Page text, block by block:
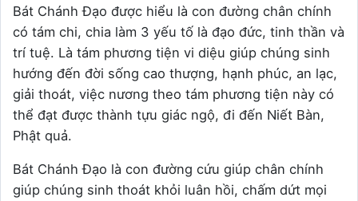
Bát Chánh Đạo được hiểu là con đường chân chính
có tám chi, chia làm 3 yếu tố là đạo đức, tinh thần và
trí tuệ. Là tám phương tiện vi diệu giúp chúng sinh
hướng đến đời sống cao thượng, hạnh phúc, an lạc,
giải thoát, việc nương theo tám phương tiện này có
thể đạt được thành tựu giác ngộ, đi đến Niết Bàn,
Phật quả.
Bát Chánh Đạo là con đường cứu giúp chân chính
giúp chúng sinh thoát khỏi luân hồi, chấm dứt mọi